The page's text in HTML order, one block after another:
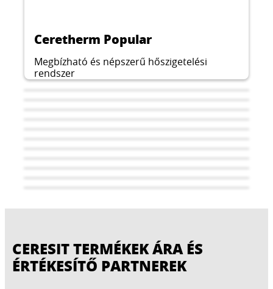
Ceretherm Popular
Megbízható és népszerű hőszigetelési
rendszer
Ceretherm Self Clean
Ceretherm Aero Wool
CERESIT TERMÉKEK ÁRA ÉS
ÉRTÉKESÍTŐ PARTNEREK